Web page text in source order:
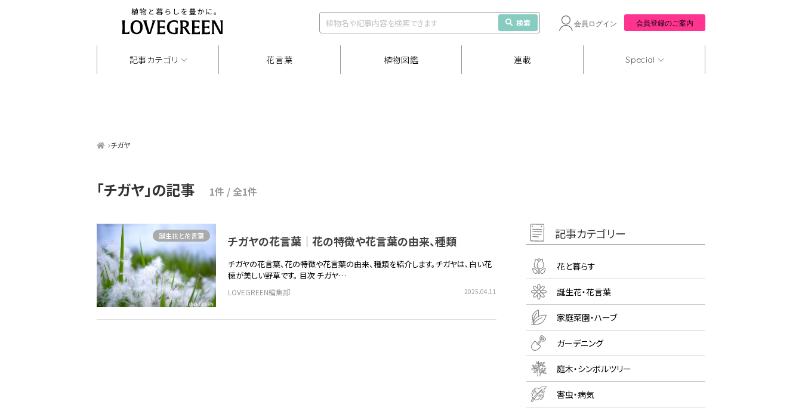
検索 会員ログイン 会員登録のご案内
記事カテゴリ 花言葉 植物図鑑 連載 Special
チガヤ
「チガヤ」の記事 1件 / 全1件
チガヤの花言葉｜花の特徴や花言葉の由来、種類
チガヤの花言葉、花の特徴や花言葉の由来、種類を紹介します。チガヤは、白い花
穂が美しい野草です。 目次 チガヤ…
LOVEGREEN編集部 2025.04.11
誕生花と花言葉 記事カテゴリー
花と暮らす
誕生花・花言葉
家庭菜園・ハーブ
ガーデニング
庭木・シンボルツリー
害虫・病気